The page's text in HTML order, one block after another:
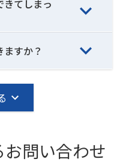
きてしまっ
すか？
問い合わせ